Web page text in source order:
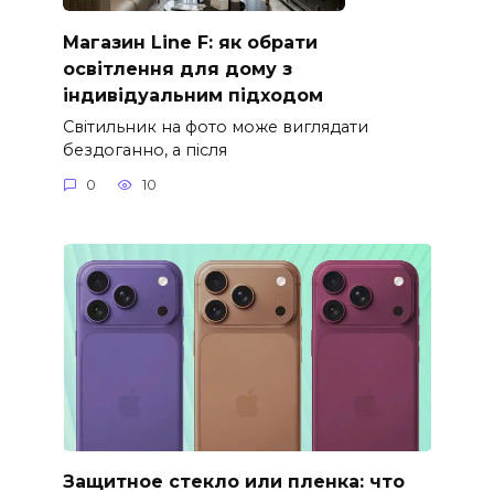
Магазин Line F: як обрати
освітлення для дому з
індивідуальним підходом
Світильник на фото може виглядати
бездоганно, а після
0 10
Защитное стекло или пленка: что